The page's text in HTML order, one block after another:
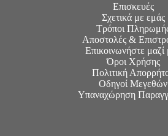
Επισκευές
Σχετικά με εμάς
Τρόποι
Αποστολές &
Επικοινωνήστε μαζί
Όροι Χρήσης
Πολιτική
Οδηγοί Μεγεθών
Υπαναχώρηση